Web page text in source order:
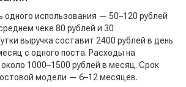
использования — 50–120 рублей
чеке 80 рублей и 30
выручка составит 2400 рублей в день
с одного поста. Расходы на
1000–1500 рублей в месяц. Срок
модели — 6–12 месяцев.